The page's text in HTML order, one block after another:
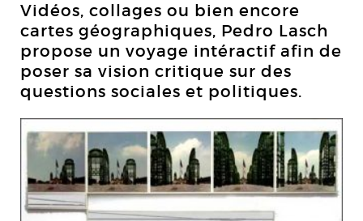
Vidéos, collages ou bien encore
cartes géographiques, Pedro Lasch
propose un voyage intéractif afin de
poser sa vision critique sur des
questions sociales et politiques.